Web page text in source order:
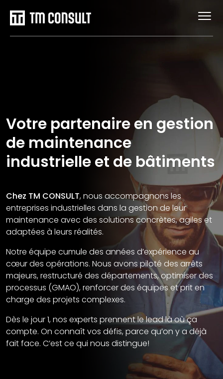
Votre partenaire en gestion
de maintenance
industrielle et de bâtiments
Chez TM CONSULT, nous accompagnons les
entreprises industrielles dans la gestion de leur
maintenance avec des solutions concrètes, agiles et
adaptées à leurs réalités.
Notre équipe cumule des années d’expérience au
cœur des opérations. Nous avons piloté des arrêts
majeurs, restructuré des départements, optimiser des
processus (GMAO), renforcer des équipes et prit en
charge des projets complexes.
Dès le jour 1, nos experts prennent le lead là où ça
compte. On connaît vos défis, parce qu’on y a déjà
fait face. C’est ce qui nous distingue!